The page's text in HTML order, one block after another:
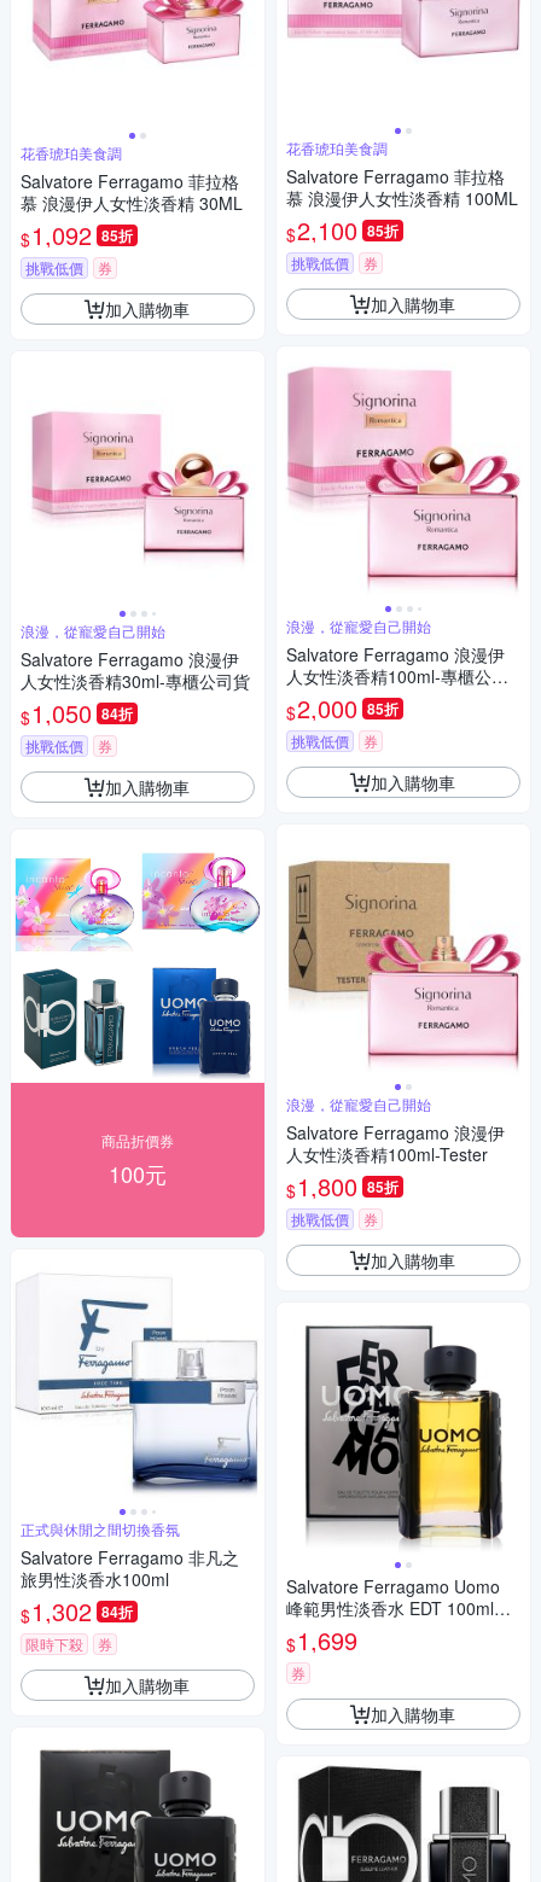
花香琥珀美食調
Salvatore Ferragamo 菲拉格
慕 浪漫伊人女性淡香精 30ML
$1,092 85折
挑戰低價 券
加入購物車
浪漫，從寵愛自己開始
Salvatore Ferragamo 浪漫伊
人女性淡香精30ml-專櫃公司貨
$1,050 84折
挑戰低價 券
加入購物車
商品折價券
100元
正式與休閒之間切換香氛
Salvatore Ferragamo 非凡之
旅男性淡香水100ml
$1,302 84折
限時下殺 券
加入購物車
花香琥珀美食調
Salvatore Ferragamo 菲拉格
慕 浪漫伊人女性淡香精 100ML
$2,100 85折
挑戰低價 券
加入購物車
浪漫，從寵愛自己開始
Salvatore Ferragamo 浪漫伊
人女性淡香精100ml-專櫃公司
貨
$2,000 85折
挑戰低價 券
加入購物車
浪漫，從寵愛自己開始
Salvatore Ferragamo 浪漫伊
人女性淡香精100ml-Tester
$1,800 85折
挑戰低價 券
加入購物車
Salvatore Ferragamo Uomo
峰範男性淡香水 EDT 100ml
(平行輸入)
$1,699
券
加入購物車